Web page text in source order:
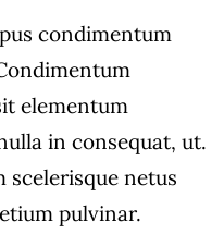
condimentum
elementum
in consequat, ut.
scelerisque netus
pulvinar.